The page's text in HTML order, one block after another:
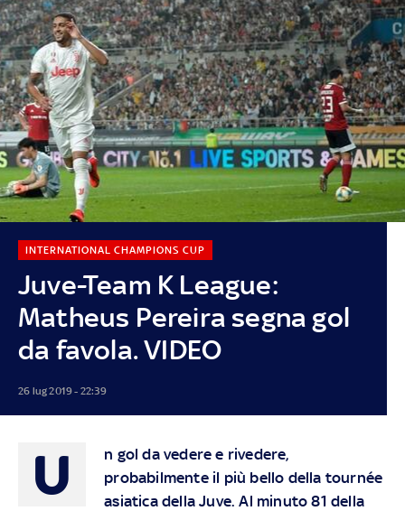
Juve-Team K League:
Matheus Pereira segna gol
da favola. VIDEO
INTERNATIONAL CHAMPIONS CUP
26 lug 2019 - 22:39
U
n gol da vedere e rivedere,
probabilmente il più bello della tournée
asiatica della Juve. Al minuto 81 della